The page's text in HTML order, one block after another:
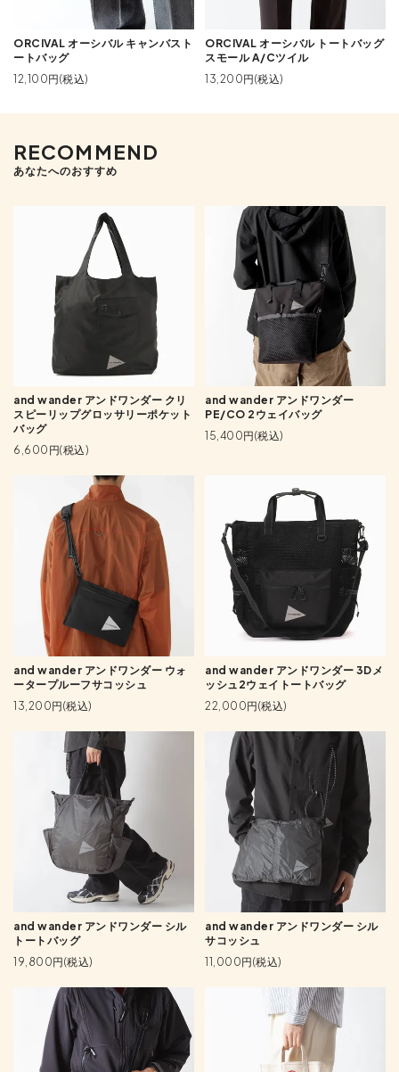
ORCIVAL オーシバル キャンバスト
ートバッグ
12,100円(税込)
ORCIVAL オーシバル トートバッグ
スモール A/Cツイル
13,200円(税込)
RECOMMEND
あなたへのおすすめ
and wander アンドワンダー クリ
スピーリップグロッサリーポケット
バッグ
6,600円(税込)
and wander アンドワンダー
PE/CO 2ウェイバッグ
15,400円(税込)
and wander アンドワンダー ウォ
ータープルーフサコッシュ
13,200円(税込)
and wander アンドワンダー 3Dメ
ッシュ2ウェイトートバッグ
22,000円(税込)
and wander アンドワンダー シル
トートバッグ
19,800円(税込)
and wander アンドワンダー シル
サコッシュ
11,000円(税込)